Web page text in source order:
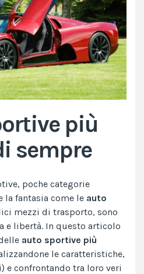
più
sempre
poche categorie
la fantasia come le auto
mezzi di trasporto, sono
e libertà. In questo articolo
auto sportive più
le caratteristiche,
e confrontando tra loro veri